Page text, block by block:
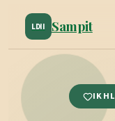
LDII Sampit